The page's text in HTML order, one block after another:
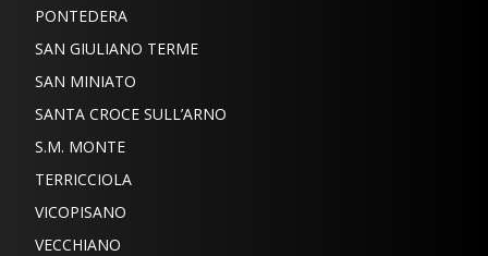
PONTEDERA
SAN GIULIANO TERME
SAN MINIATO
SANTA CROCE SULL’ARNO
S.M. MONTE
TERRICCIOLA
VICOPISANO
VECCHIANO